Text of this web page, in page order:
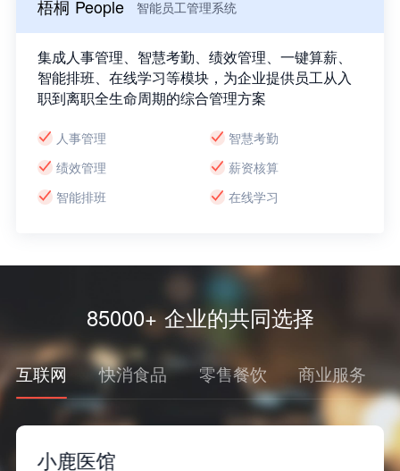
梧桐 People 智能员工管理系统
集成人事管理、智慧考勤、绩效管理、一键算薪、
智能排班、在线学习等模块，为企业提供员工从入
职到离职全生命周期的综合管理方案
人事管理
智慧考勤
绩效管理
薪资核算
智能排班
在线学习
85000+ 企业的共同选择
互联网 快消食品 零售餐饮 商业服务
小鹿医馆